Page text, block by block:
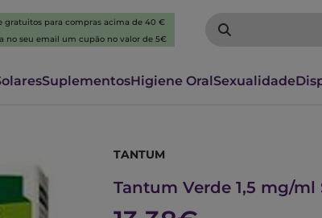
gratuitos para compras acima de 40 €
no seu email um cupão no valor de 5€
SuplementosHigiene OralSexualidade
TANTUM
Tantum Verde 1,5 mg/